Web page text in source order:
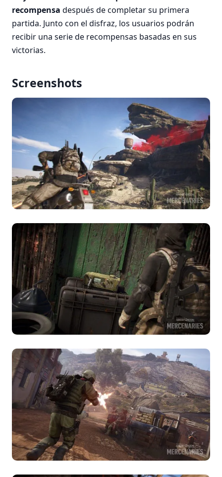
recompensa después de completar su primera
partida. Junto con el disfraz, los usuarios podrán
recibir una serie de recompensas basadas en sus
victorias.
Screenshots